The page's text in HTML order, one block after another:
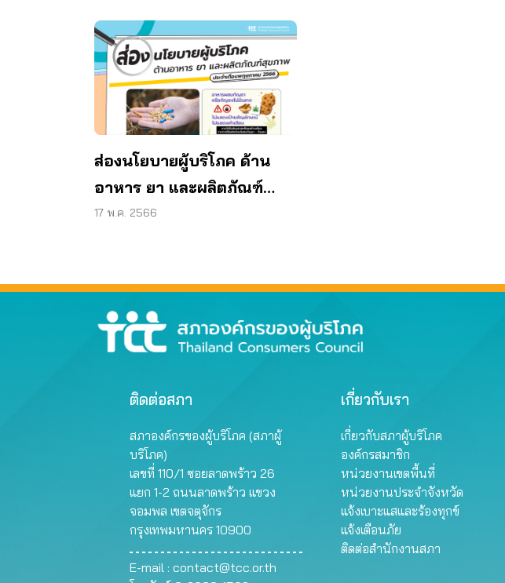
ส่องนโยบายผู้บริโภค ด้าน
อาหาร ยา และผลิตภัณฑ์
สุขภาพ ประจำเดือน
17 พ.ค. 2566
ติดต่อสภา
สภาองค์กรของผู้บริโภค (สภาผู้
บริโภค)
เลขที่ 110/1 ซอยลาดพร้าว 26
แยก 1-2 ถนนลาดพร้าว แขวง
จอมพล เขตจตุจักร
กรุงเทพมหานคร 10900
E-mail : contact@tcc.or.th
เกี่ยวกับเรา
เกี่ยวกับสภาผู้บริโภค
องค์กรสมาชิก
หน่วยงานเขตพื้นที่
หน่วยงานประจำจังหวัด
แจ้งเบาะแสและร้องทุกข์
แจ้งเตือนภัย
ติดต่อสำนักงานสภา